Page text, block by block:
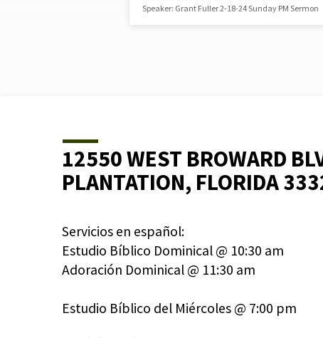
Speaker: Grant Fuller 2-18-24 Sunday PM Sermon
12550 WEST BROWARD
PLANTATION, FLORIDA
Servicios en español:
Estudio Bíblico Dominical @ 10:30 am
Adoración Dominical @ 11:30 am
Estudio Bíblico del Miércoles @ 7:00 pm